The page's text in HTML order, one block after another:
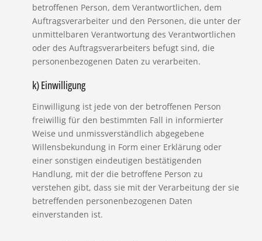
betroffenen Person, dem Verantwortlichen, dem
Auftragsverarbeiter und den Personen, die unter der
unmittelbaren Verantwortung des Verantwortlichen
oder des Auftragsverarbeiters befugt sind, die
personenbezogenen Daten zu verarbeiten.
k) Einwilligung
Einwilligung ist jede von der betroffenen Person
freiwillig für den bestimmten Fall in informierter
Weise und unmissverständlich abgegebene
Willensbekundung in Form einer Erklärung oder
einer sonstigen eindeutigen bestätigenden
Handlung, mit der die betroffene Person zu
verstehen gibt, dass sie mit der Verarbeitung der sie
betreffenden personenbezogenen Daten
einverstanden ist.